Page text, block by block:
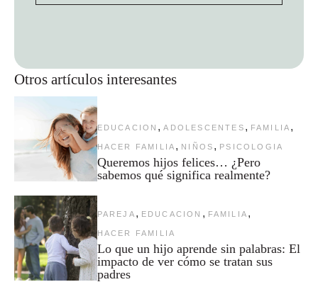
Otros artículos interesantes
EDUCACION , ADOLESCENTES , FAMILIA ,
HACER FAMILIA , NIÑOS , PSICOLOGIA
Queremos hijos felices… ¿Pero
sabemos qué significa realmente?
PAREJA , EDUCACION , FAMILIA ,
HACER FAMILIA
Lo que un hijo aprende sin palabras: El
impacto de ver cómo se tratan sus
padres